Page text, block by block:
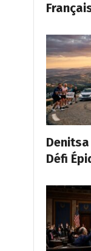
Défi